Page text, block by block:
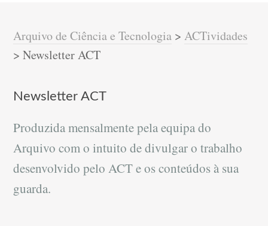
Arquivo de Ciência e Tecnologia >ACTividades
>Newsletter ACT
Newsletter ACT
Produzida mensalmente pela equipa do
Arquivo com o intuito de divulgar o trabalho
desenvolvido pelo ACT e os conteúdos à sua
guarda.